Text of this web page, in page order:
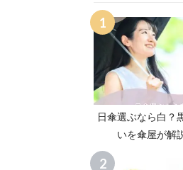
日傘選ぶなら白？
いを傘屋が解